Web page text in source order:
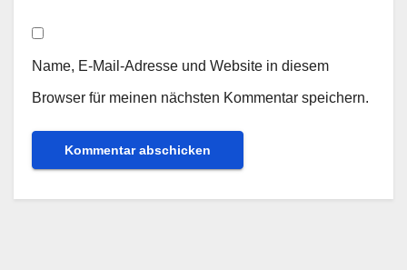
Name, E-Mail-Adresse und Website in diesem
Browser für meinen nächsten Kommentar speichern.